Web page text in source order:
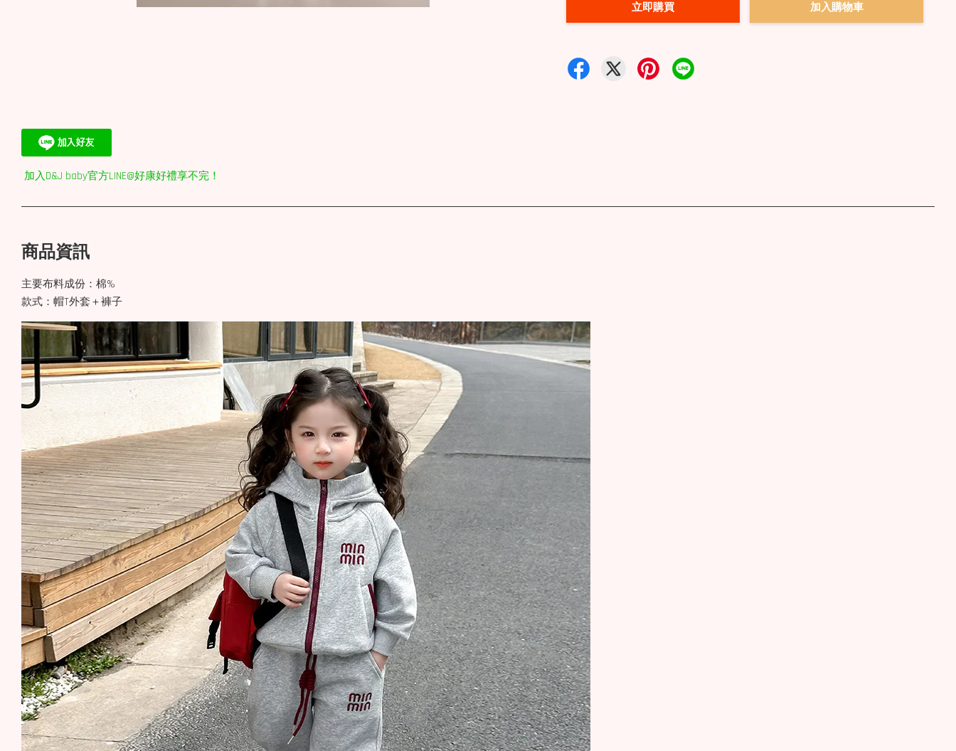
立即購買 加入購物車
加入D&J baby官方LINE@好康好禮享不完！
商品資訊
主要布料成份：棉%
款式：帽T外套＋褲子